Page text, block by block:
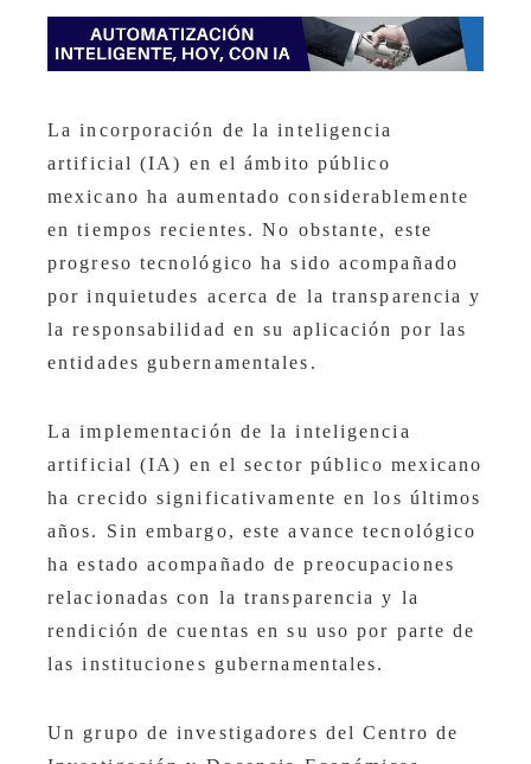
​La incorporación de la inteligencia
artificial (IA) en el ámbito público
mexicano ha aumentado considerablemente
en tiempos recientes. No obstante, este
progreso tecnológico ha sido acompañado
por inquietudes acerca de la transparencia y
la responsabilidad en su aplicación por las
entidades gubernamentales.​
​La implementación de la inteligencia
artificial (IA) en el sector público mexicano
ha crecido significativamente en los últimos
años. Sin embargo, este avance tecnológico
ha estado acompañado de preocupaciones
relacionadas con la transparencia y la
rendición de cuentas en su uso por parte de
las instituciones gubernamentales.​
Un grupo de investigadores del Centro de